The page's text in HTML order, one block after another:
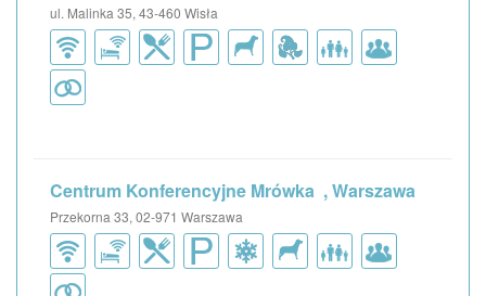
ul. Malinka 35, 43-460 Wisła
Centrum Konferencyjne Mrówka , Warszawa
Przekorna 33, 02-971 Warszawa